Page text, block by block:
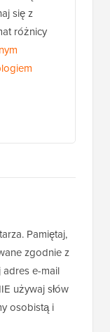
się z
różnicy
Pamiętaj,
zgodnie z
e-mail
używaj słów